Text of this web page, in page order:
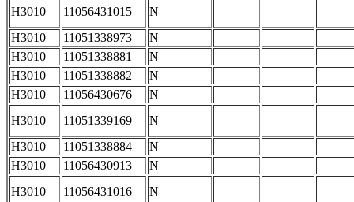
H3010 11056431015
N
H3010
11051338973
N
H3010
11051338881
N
H3010
11051338882
N
H3010
11056430676
N
H3010
11051339169
N
H3010
11051338884
N
H3010
11056430913
N
H3010
11056431016
N